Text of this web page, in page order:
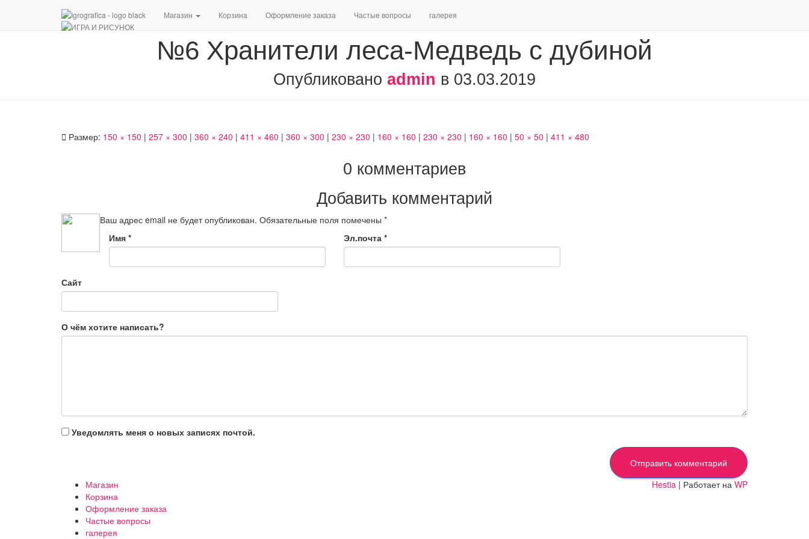
Магазин Корзина Оформление заказа Частые вопросы галерея
№6 Хранители леса-Медведь с дубиной
Опубликовано admin в 03.03.2019
Размер: 150 × 150 | 257 × 300 | 360 × 240 | 411 × 460 | 360 × 300 | 230 × 230 | 160 × 160 | 230 × 230 | 160 × 160 | 50 × 50 | 411 × 480
0 комментариев
Добавить комментарий
Ваш адрес email не будет опубликован. Обязательные поля помечены *
Имя * Эл.почта *
Сайт
О чём хотите написать?
Уведомлять меня о новых записях почтой.
Магазин
Корзина
Оформление заказа
Частые вопросы
галерея
Hestia | Работает на WP